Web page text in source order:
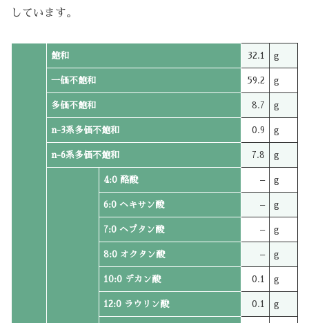
しています。
飽和 32.1 g
一価不飽和 59.2 g
多価不飽和 8.7 g
n-3系多価不飽和 0.9 g
n-6系多価不飽和 7.8 g
4:0 酪酸 – g
6:0 ヘキサン酸 – g
7:0 ヘプタン酸 – g
8:0 オクタン酸 – g
10:0 デカン酸 0.1 g
12:0 ラウリン酸 0.1 g